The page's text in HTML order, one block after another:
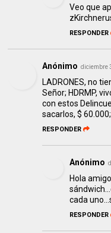
Veo que
RESPONDER
Anónimo diciembre
LADRONES, no
Señor; HDRMP,
con estos
sacarlos, $
RESPONDER
Anónimo
Hola
cada
RESPONDER